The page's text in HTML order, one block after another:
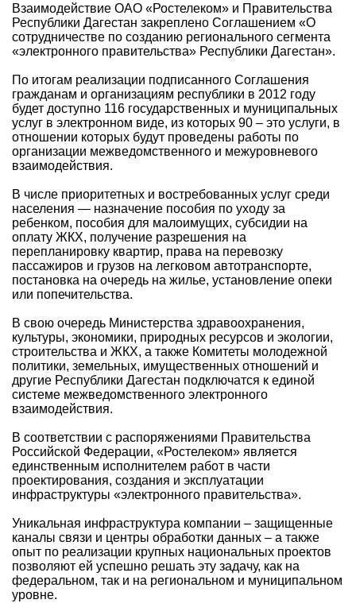
Взаимодействие ОАО «Ростелеком» и Правительства
Республики Дагестан закреплено Соглашением «О
сотрудничестве по созданию регионального сегмента
«электронного правительства» Республики Дагестан».
По итогам реализации подписанного Соглашения
гражданам и организациям республики в 2012 году
будет доступно 116 государственных и муниципальных
услуг в электронном виде, из которых 90 – это услуги, в
отношении которых будут проведены работы по
организации межведомственного и межуровневого
взаимодействия.
В числе приоритетных и востребованных услуг среди
населения — назначение пособия по уходу за
ребенком, пособия для малоимущих, субсидии на
оплату ЖКХ, получение разрешения на
перепланировку квартир, права на перевозку
пассажиров и грузов на легковом автотранспорте,
постановка на очередь на жилье, установление опеки
или попечительства.
В свою очередь Министерства здравоохранения,
культуры, экономики, природных ресурсов и экологии,
строительства и ЖКХ, а также Комитеты молодежной
политики, земельных, имущественных отношений и
другие Республики Дагестан подключатся к единой
системе межведомственного электронного
взаимодействия.
В соответствии с распоряжениями Правительства
Российской Федерации, «Ростелеком» является
единственным исполнителем работ в части
проектирования, создания и эксплуатации
инфраструктуры «электронного правительства».
Уникальная инфраструктура компании – защищенные
каналы связи и центры обработки данных – а также
опыт по реализации крупных национальных проектов
позволяют ей успешно решать эту задачу, как на
федеральном, так и на региональном и муниципальном
уровне.